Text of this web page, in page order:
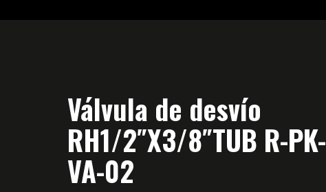
Válvula de desvío
RH1/2″X3/8″TUB R-PK-
VA-02